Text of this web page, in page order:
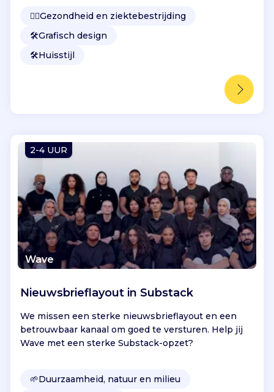
👩‍⚕️Gezondheid en ziektebestrijding
🛠️Grafisch design
🛠️Huisstijl
2-4 UUR
Wave
Nieuwsbrieflayout in Substack
We missen een sterke nieuwsbrieflayout en een
betrouwbaar kanaal om goed te versturen. Help jij
Wave met een sterke Substack-opzet?
🌱Duurzaamheid, natuur en milieu